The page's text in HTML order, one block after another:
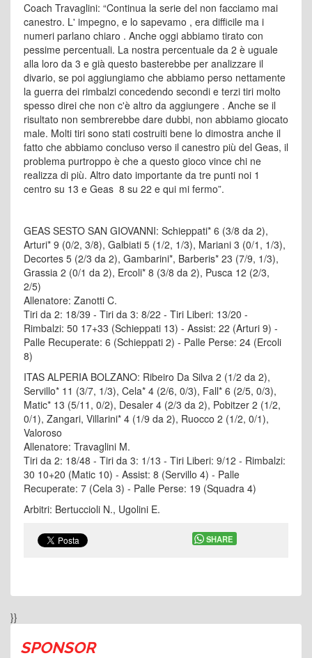
}}
SPONSOR
Coach Travaglini: “Continua la serie del non facciamo mai
canestro. L' impegno, e lo sapevamo , era difficile ma i
numeri parlano chiaro . Anche oggi abbiamo tirato con
pessime percentuali. La nostra percentuale da 2 è uguale
alla loro da 3 e già questo basterebbe per analizzare il
divario, se poi aggiungiamo che abbiamo perso nettamente
la guerra dei rimbalzi concedendo secondi e terzi tiri molto
spesso direi che non c'è altro da aggiungere . Anche se il
risultato non sembrerebbe dare dubbi, non abbiamo giocato
male. Molti tiri sono stati costruiti bene lo dimostra anche il
fatto che abbiamo concluso verso il canestro più del Geas, il
problema purtroppo è che a questo gioco vince chi ne
realizza di più. Altro dato importante da tre punti noi 1
centro su 13 e Geas 8 su 22 e qui mi fermo”.
GEAS SESTO SAN GIOVANNI: Schieppati* 6 (3/8 da 2),
Arturi* 9 (0/2, 3/8), Galbiati 5 (1/2, 1/3), Mariani 3 (0/1, 1/3),
Decortes 5 (2/3 da 2), Gambarini*, Barberis* 23 (7/9, 1/3),
Grassia 2 (0/1 da 2), Ercoli* 8 (3/8 da 2), Pusca 12 (2/3,
2/5)
Allenatore: Zanotti C.
Tiri da 2: 18/39 - Tiri da 3: 8/22 - Tiri Liberi: 13/20 -
Rimbalzi: 50 17+33 (Schieppati 13) - Assist: 22 (Arturi 9) -
Palle Recuperate: 6 (Schieppati 2) - Palle Perse: 24 (Ercoli
8)
ITAS ALPERIA BOLZANO: Ribeiro Da Silva 2 (1/2 da 2),
Servillo* 11 (3/7, 1/3), Cela* 4 (2/6, 0/3), Fall* 6 (2/5, 0/3),
Matic* 13 (5/11, 0/2), Desaler 4 (2/3 da 2), Pobitzer 2 (1/2,
0/1), Zangari, Villarini* 4 (1/9 da 2), Ruocco 2 (1/2, 0/1),
Valoroso
Allenatore: Travaglini M.
Tiri da 2: 18/48 - Tiri da 3: 1/13 - Tiri Liberi: 9/12 - Rimbalzi:
30 10+20 (Matic 10) - Assist: 8 (Servillo 4) - Palle
Recuperate: 7 (Cela 3) - Palle Perse: 19 (Squadra 4)
Arbitri: Bertuccioli N., Ugolini E.
SHARE